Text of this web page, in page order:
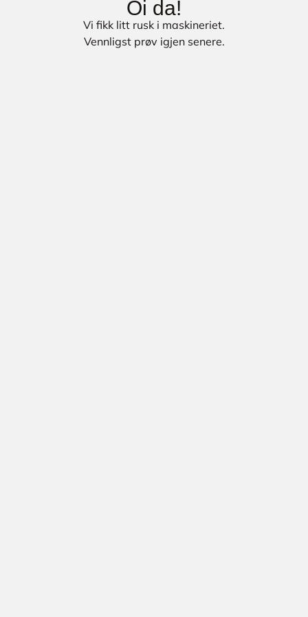
Oi da!
Vi fikk litt rusk i maskineriet.
Vennligst prøv igjen senere.